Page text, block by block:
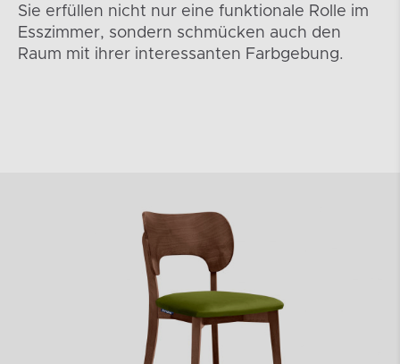
Sie erfüllen nicht nur eine funktionale Rolle im
Esszimmer, sondern schmücken auch den
Raum mit ihrer interessanten Farbgebung.